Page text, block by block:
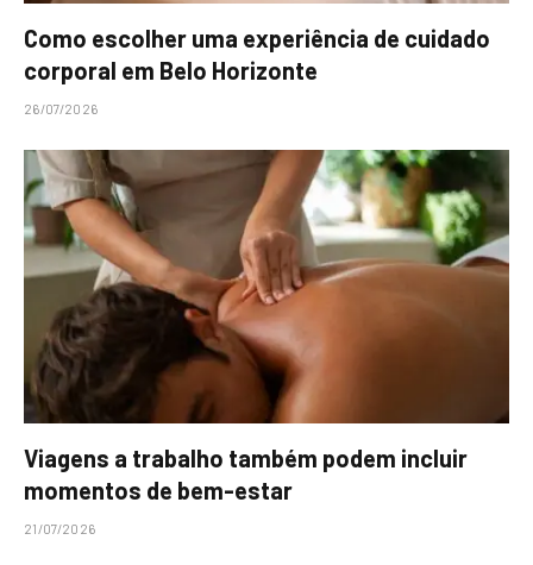
Como escolher uma experiência de cuidado
corporal em Belo Horizonte
26/07/2026
Viagens a trabalho também podem incluir
momentos de bem-estar
21/07/2026